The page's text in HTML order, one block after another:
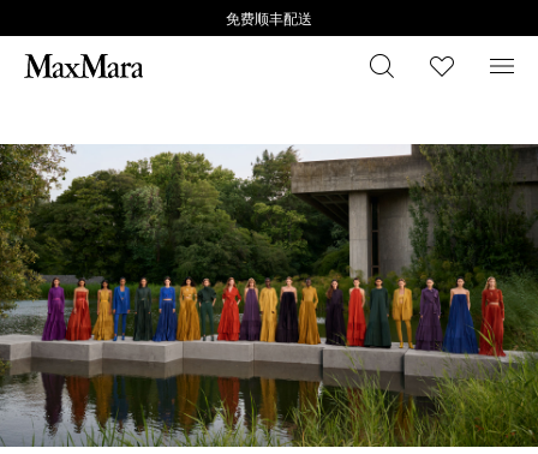
免费顺丰配送
搜索 心愿清
菜
The Video Cloud video was not found.
错误代码:VIDEO_CLOUD_ERR_VIDEO_NOT_FOUND
会话 ID：2026-08-08:a361b854fe53d3d9b019f9d9
播放器元素 ID：vjs_video_3
确定
关
闭
弹
窗